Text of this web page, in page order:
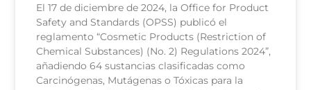
El 17 de diciembre de 2024, la Office for Product
Safety and Standards (OPSS) publicó el
reglamento “Cosmetic Products (Restriction of
Chemical Substances) (No. 2) Regulations 2024”,
añadiendo 64 sustancias clasificadas como
Carcinógenas, Mutágenas o Tóxicas para la